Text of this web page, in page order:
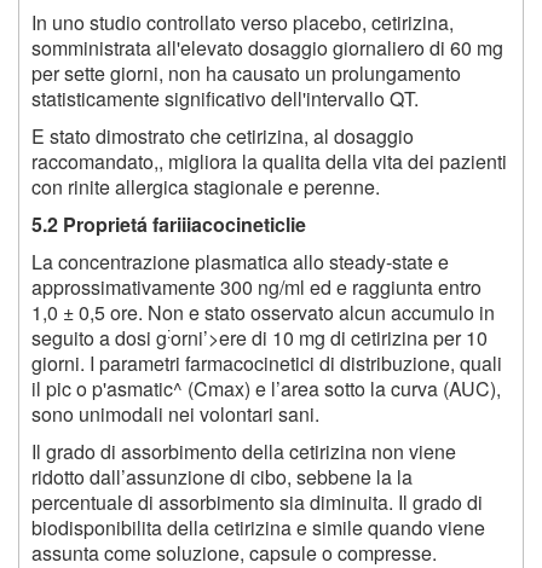
In uno studio controllato verso placebo, cetirizina,
somministrata all'elevato dosaggio giornaliero di 60 mg
per sette giorni, non ha causato un prolungamento
statisticamente significativo dell'intervallo QT.
E stato dimostrato che cetirizina, al dosaggio
raccomandato,, migliora la qualita della vita dei pazienti
con rinite allergica stagionale e perenne.
5.2 Proprietá fariiiacocineticlie
La concentrazione plasmatica allo steady-state e
approssimativamente 300 ng/ml ed e raggiunta entro
1,0 ± 0,5 ore. Non e stato osservato alcun accumulo in
seguito a dosi g:orni’>ere di 10 mg di cetirizina per 10
giorni. I parametri farmacocinetici di distribuzione, quali
il pic o p'asmatic^ (Cmax) e l’area sotto la curva (AUC),
sono unimodali nei volontari sani.
Il grado di assorbimento della cetirizina non viene
ridotto dall’assunzione di cibo, sebbene la la
percentuale di assorbimento sia diminuita. Il grado di
biodisponibilita della cetirizina e simile quando viene
assunta come soluzione, capsule o compresse.